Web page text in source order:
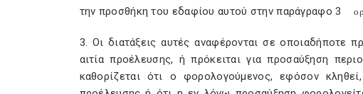
την προσθήκη του εδαφίου αυτού στην παράγραφο 3
3. Οι διατάξεις αυτές αναφέρονται σε οποιαδήποτε
αιτία προέλευσης, ή πρόκειται για προσαύξηση
καθορίζεται ότι ο φορολογούμενος, εφόσον